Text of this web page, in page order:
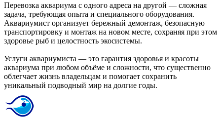
Перевозка аквариума с одного адреса на другой — сложная
задача, требующая опыта и специального оборудования.
Аквариумист организует бережный демонтаж, безопасную
транспортировку и монтаж на новом месте, сохраняя при этом
здоровье рыб и целостность экосистемы.
Услуги аквариумиста — это гарантия здоровья и красоты
аквариума при любом объёме и сложности, что существенно
облегчает жизнь владельцам и помогает сохранить
уникальный подводный мир на долгие годы.